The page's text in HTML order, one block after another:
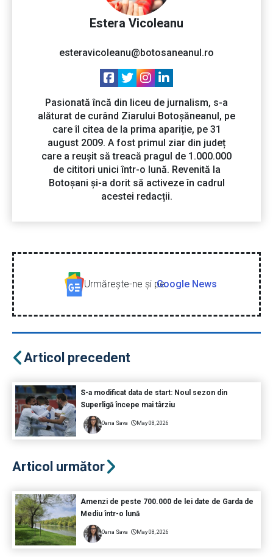
Estera Vicoleanu
esteravicoleanu@botosaneanul.ro
Pasionată încă din liceu de jurnalism, s-a
alăturat de curând Ziarului Botoșăneanul, pe
care îl citea de la prima apariție, pe 31
august 2009. A fost primul ziar din județ
care a reușit să treacă pragul de 1.000.000
de cititori unici într-o lună. Revenită la
Botoșani și-a dorit să activeze în cadrul
acestei redacții.
Urmăreşte-ne şi peGoogle News
Articol precedent
S-a modificat data de start: Noul sezon din
Superligă începe mai târziu
Oana Sava May 08, 2026
Articol următor
Amenzi de peste 700.000 de lei date de Garda de
Mediu într-o lună
Oana Sava May 08, 2026